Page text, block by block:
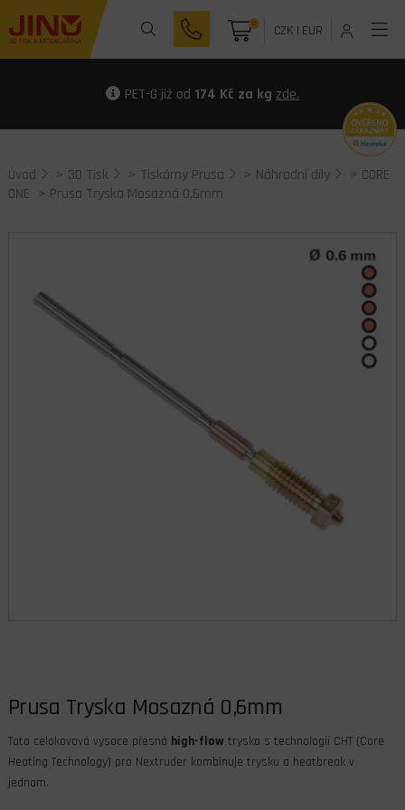
0 CZK| EUR
PET-G již od 174 Kč za kg zde.
Úvod > 3D Tisk > Tiskárny Prusa > Náhradní díly > CORE
ONE > Prusa Tryska Mosazná 0,6mm
Prusa Tryska Mosazná 0,6mm
Tato celokovová vysoce přesná high-flowtryska s technologií CHT (Core
Heating Technology) pro Nextruder kombinuje trysku a heatbreak v
jednom.